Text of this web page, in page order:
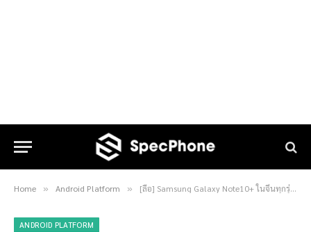
Home » Android Platform » [ลือ] Samsung Galaxy Note10+ ในจีนทุกรุ่นจะรองรับ 5G แรม 12 GB และพื้นที่เก็บข้อมูลขั้นต่ำ 512 GB
ANDROID PLATFORM